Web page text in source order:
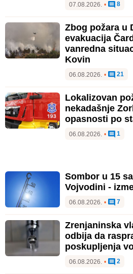
07.08.2026. • 8
Zbog požara u
evakuacija
vanredna
Kovin
06.08.2026. • 21
Lokalizovan
nekadašnje
opasnosti po
06.08.2026. • 1
Sombor u 15
Vojvodini -
06.08.2026. • 7
Zrenjaninska
odbija da
poskupljenja
06.08.2026. • 2